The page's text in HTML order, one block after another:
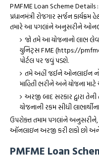
PMFME Loan Scheme
પ્રધાનમંત્રી રોજગાર સર્જન
તમારે આ પગલાંને અનુસરીને
જો તમે આ યોજનાનો લાભ લેવા
યુનિટ્સ FME (https://
પોર્ટલ પર જવું પડશે.
તમે અહીં જઈને ઓનલાઈન
માહિતી ભરીને અને યોજના માટે
અરજી બાદ સરકાર દ્વારા
યોજનાની રકમ સીધી
ઉપરોક્ત તમામ પગલાંને અનુસરીને,
ઑનલાઇન અરજી કરી શકો છો અને
PMFME Loan